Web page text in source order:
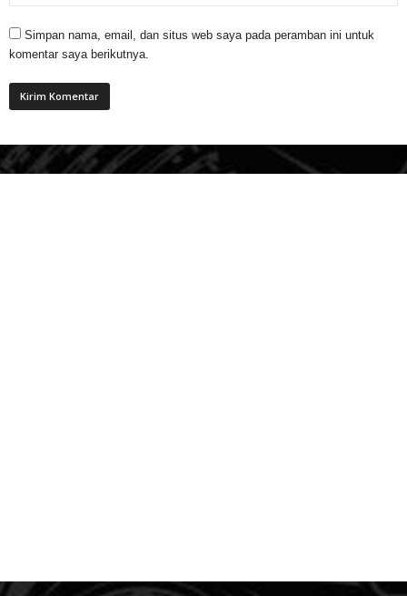
Simpan nama, email, dan situs web saya pada peramban ini untuk
komentar saya berikutnya.